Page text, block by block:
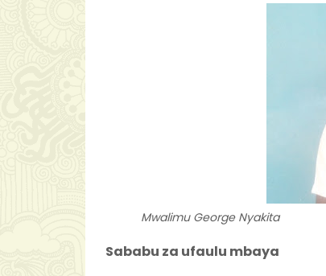
Mwalimu George Nyakita
Sababu za ufaulu mbaya